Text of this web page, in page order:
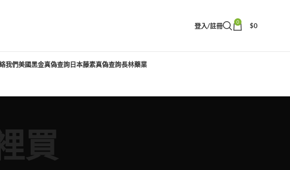
登入/註冊 0 $0
我們美國黑金真偽查詢日本藤素真偽查詢長林藥業
買